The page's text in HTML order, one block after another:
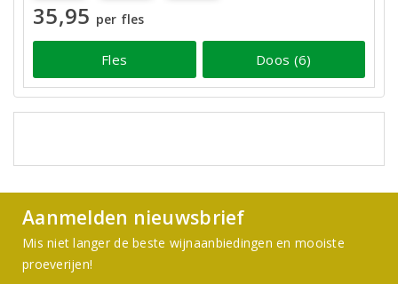
35,95 per fles
Fles Doos (6)
Aanmelden nieuwsbrief
Mis niet langer de beste wijnaanbiedingen en mooiste
proeverijen!